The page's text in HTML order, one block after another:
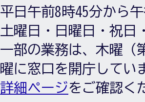
平日午前8時45分から
土曜日・日曜日・祝日
一部の業務は、木曜（
曜に窓口を開庁してい
詳細ページをご確認く